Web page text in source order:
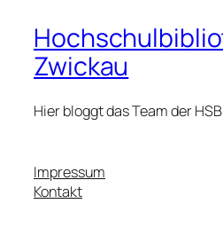
Zwickau
Hier bloggt das Team der
Impressum
Kontakt